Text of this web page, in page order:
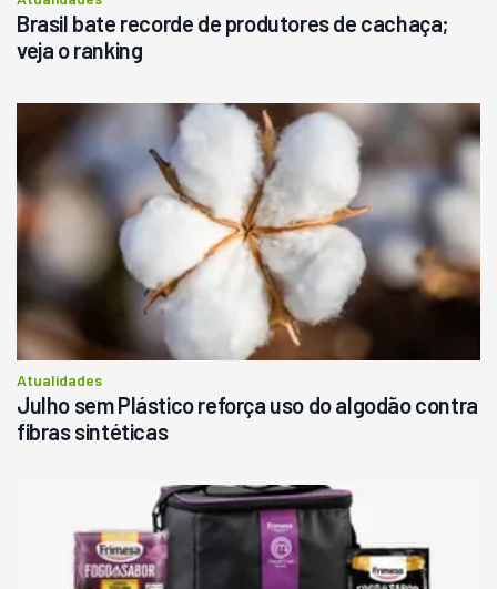
Brasil bate recorde de produtores de cachaça;
veja o ranking
Atualidades
Julho sem Plástico reforça uso do algodão contra
fibras sintéticas